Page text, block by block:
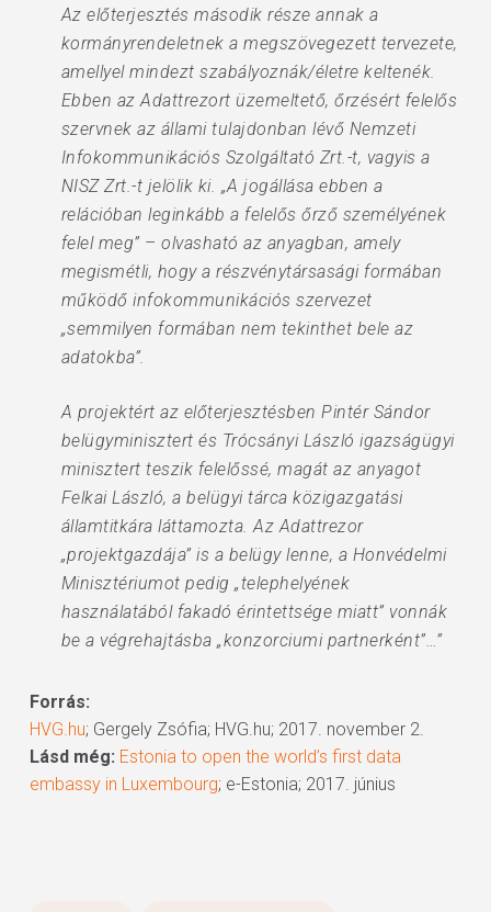
Az előterjesztés második része annak a
kormányrendeletnek a megszövegezett tervezete,
amellyel mindezt szabályoznák/életre keltenék.
Ebben az Adattrezort üzemeltető, őrzésért felelős
szervnek az állami tulajdonban lévő Nemzeti
Infokommunikációs Szolgáltató Zrt.-t, vagyis a
NISZ Zrt.-t jelölik ki. „A jogállása ebben a
relációban leginkább a felelős őrző személyének
felel meg” – olvasható az anyagban, amely
megismétli, hogy a részvénytársasági formában
működő infokommunikációs szervezet
„semmilyen formában nem tekinthet bele az
adatokba”.
A projektért az előterjesztésben Pintér Sándor
belügyminisztert és Trócsányi László igazságügyi
minisztert teszik felelőssé, magát az anyagot
Felkai László, a belügyi tárca közigazgatási
államtitkára láttamozta. Az Adattrezor
„projektgazdája” is a belügy lenne, a Honvédelmi
Minisztériumot pedig „telephelyének
használatából fakadó érintettsége miatt” vonnák
be a végrehajtásba „konzorciumi partnerként”…”
Forrás:
HVG.hu; Gergely Zsófia; HVG.hu; 2017. november 2.
Lásd még: Estonia to open the world’s first data
embassy in Luxembourg; e-Estonia; 2017. június